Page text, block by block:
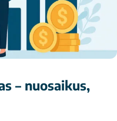
– nuosaikus,